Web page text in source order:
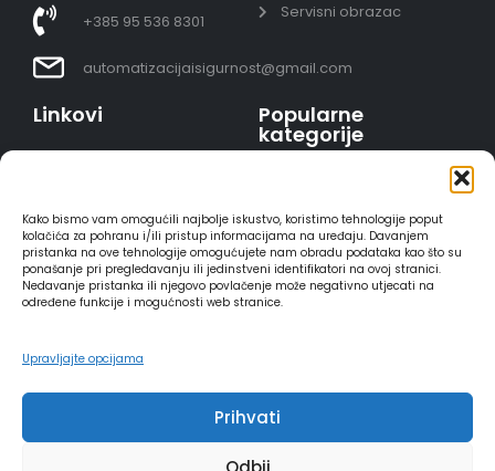
Kako bismo vam omogućili najbolje iskustvo, koristimo tehnologije poput
kolačića za pohranu i/ili pristup informacijama na uređaju. Davanjem
pristanka na ove tehnologije omogućujete nam obradu podataka kao što su
ponašanje pri pregledavanju ili jedinstveni identifikatori na ovoj stranici.
Nedavanje pristanka ili njegovo povlačenje može negativno utjecati na
određene funkcije i mogućnosti web stranice.
Upravljajte opcijama
Prihvati
+385 95 536 8301
automatizacijaisigurnost@gmail.com
Servisni obrazac
Linkovi
Sigurno plaćanje
karticama
Dostava
Načini plaćanja
Raskid ugovora
Popularne
kategorije
Video nadzor - kompleti
AJAX alarmi
HIKVISION portafoni
REOLINK kamere
DVC portafoni
2025 - Automatizacija i sigurnost